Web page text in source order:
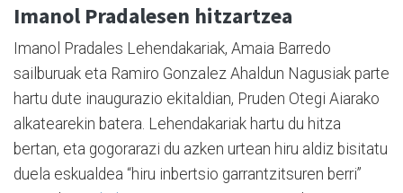
Imanol Pradalesen hitzartzea
Imanol Pradales Lehendakariak, Amaia Barredo
sailburuak eta Ramiro Gonzalez Ahaldun Nagusiak parte
hartu dute inaugurazio ekitaldian, Pruden Otegi Aiarako
alkatearekin batera. Lehendakariak hartu du hitza
bertan, eta gogorarazi du azken urtean hiru aldiz bisitatu
duela eskualdea “hiru inbertsio garrantzitsuren berri”